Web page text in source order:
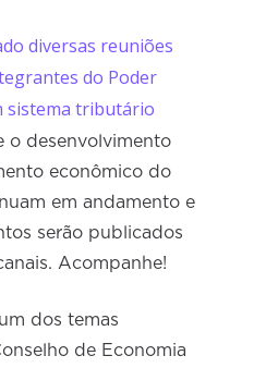
diversas reuniões
do Poder
sistema tributário
o desenvolvimento
econômico do
em andamento e
serão publicados
Acompanhe!
dos temas
de Economia